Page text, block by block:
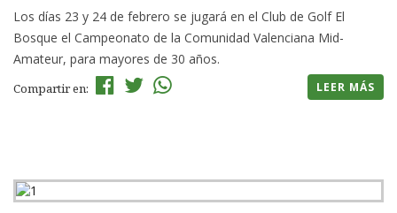
Los días 23 y 24 de febrero se jugará en el Club de Golf El
Bosque el Campeonato de la Comunidad Valenciana Mid-
Amateur, para mayores de 30 años.
Compartir en: LEER MÁS